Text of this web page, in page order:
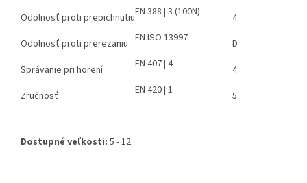
Odolnosť proti prepichnutiuEN 388 | 3 (100N)
4
Odolnosť proti prerezaniu EN ISO 13997
D
Správanie pri horení
EN 407 | 4
4
Zručnosť
EN 420 | 1 5
Dostupné veľkosti: 5 - 12